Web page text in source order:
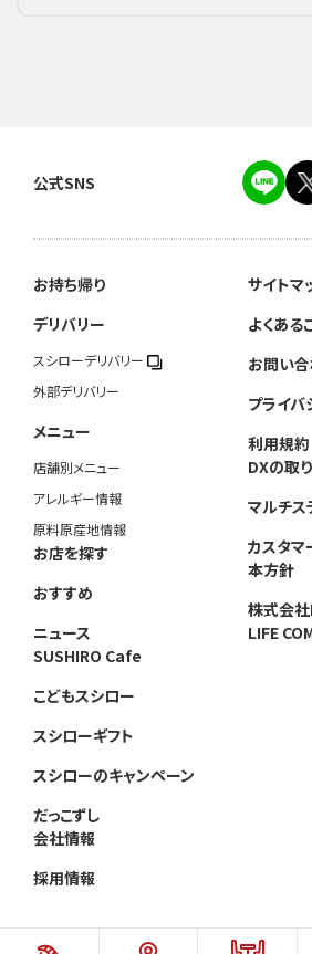
公式SNS
お持ち帰り
デリバリー
スシローデリバリー
外部デリバリー
メニュー
店舗別メニュー
アレルギー情報
原料原産地情報
お店を探す
おすすめ
ニュース
SUSHIRO Cafe
こどもスシロー
スシローギフト
スシローのキャンペーン
だっこずし
会社情報
採用情報
サイトマ
よくある
お問い
プライバ
利用規約
DXの取
マルチ
カスタマ
本方針
株式会
LIFE